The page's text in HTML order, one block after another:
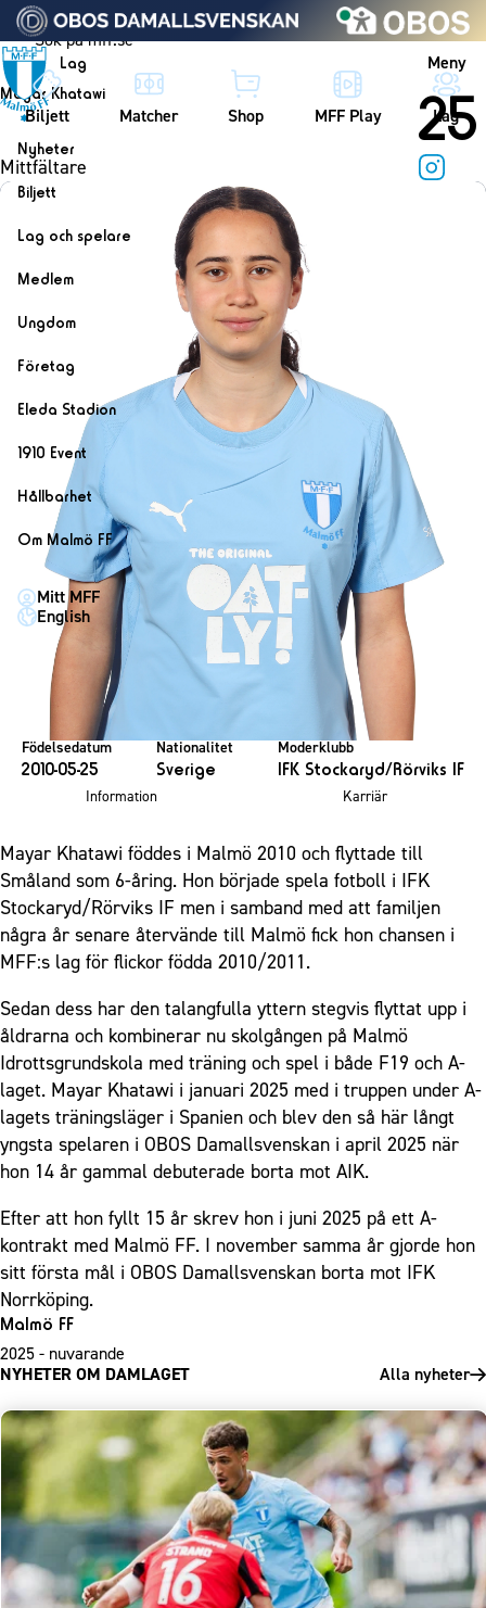
Vidare till innehållet
Lag Meny
Biljett Matcher Shop MFF Play Lag
Nyheter
Nyheter
Biljett
Biljett
Mitt MFF
Biljetter till bortamatcher
Biljettvillkor
Lag och spelare
Lag
Spelare
Ledarstab
Damlaget
Spelare
Ledarstab
Medlem
Medlemskap i Malmö FF
Ungdom
MFF Ungdom
Sommarfotboll
Skånecupen
Fotbollsskolan
Fotbollsnätverket
P19
F19
P17
F17
Malmö Trophy
Företag
Bli företagspartner
Nätverket
Klubbstolar
Partner dam
Eleda Stadion
Eleda Stadion
Erics Bar & Restaurang
Matchdag på Eleda Stadion
MFF-museet & rundvandringar
1910 Event
1910 Event
Fest & Event
Konferens
Möte
Mässa
Sommarfest
Julshow
Inspiration
Vanliga frågor om 1910 Event
Hållbarhet
Hållbarhet
Himmelsblå framtid – en match för miljön
MFF i samhället
Laget för alla
Nattfotboll
Himmelsblå Tillsammans
Karriärakademin
Grundskolefotboll mot rasismer
Skolakademier
Fonder
Om Malmö FF
Om Malmö FF
Kontakt
Press och media
Historik – herrlaget
Historik – damlaget
Närstående organisationer
Policydokument
Mitt MFF
English
Mayar Khatawi 25
Mittfältare
Födelsedatum
2010-05-25
Nationalitet
Sverige
Moderklubb
IFK Stockaryd/Rörviks IF
Information Karriär
Mayar Khatawi föddes i Malmö 2010 och flyttade till
Småland som 6-åring. Hon började spela fotboll i IFK
Stockaryd/Rörviks IF men i samband med att familjen
några år senare återvände till Malmö fick hon chansen i
MFF:s lag för flickor födda 2010/2011.
Sedan dess har den talangfulla yttern stegvis flyttat upp i
åldrarna och kombinerar nu skolgången på Malmö
Idrottsgrundskola med träning och spel i både F19 och A-
laget. Mayar Khatawi i januari 2025 med i truppen under A-
lagets träningsläger i Spanien och blev den så här långt
yngsta spelaren i OBOS Damallsvenskan i april 2025 när
hon 14 år gammal debuterade borta mot AIK.
Efter att hon fyllt 15 år skrev hon i juni 2025 på ett A-
kontrakt med Malmö FF. I november samma år gjorde hon
sitt första mål i OBOS Damallsvenskan borta mot IFK
Norrköping.
Malmö FF
2025 - nuvarande
NYHETER OM DAMLAGET
Alla nyheter